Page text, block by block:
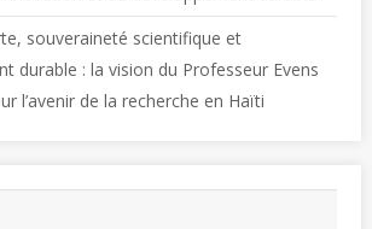
souveraineté scientifique et
durable : la vision du Professeur Evens
l’avenir de la recherche en Haïti